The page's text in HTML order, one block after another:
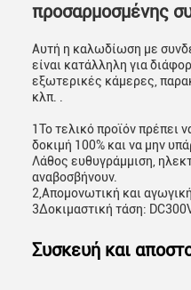
προσαρμοσμένης
Αυτή η καλωδίωση με
είναι κατάλληλη για
εξωτερικές κάμερες,
κλπ. .
1Το τελικό προϊόν πρέπει
δοκιμή 100% και να μην
Λάθος ευθυγράμμιση,
αναβοσβήνουν.
2,Απομονωτική και
3Δοκιμαστική τάση:
Συσκευή και